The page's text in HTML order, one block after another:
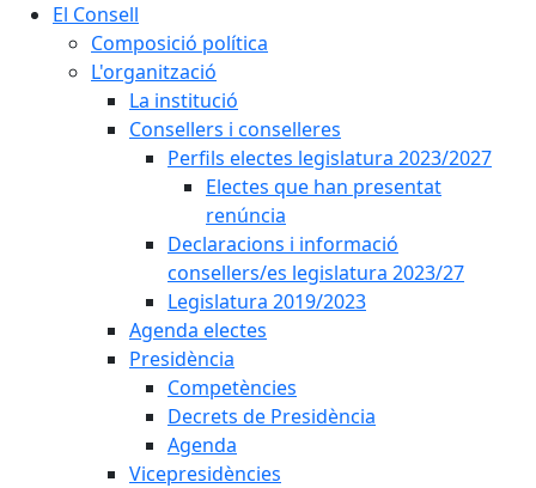
El Consell
Composició política
L'organització
La institució
Consellers i conselleres
Perfils electes legislatura 2023/2027
Electes que han presentat
renúncia
Declaracions i informació
consellers/es legislatura 2023/27
Legislatura 2019/2023
Agenda electes
Presidència
Competències
Decrets de Presidència
Agenda
Vicepresidències